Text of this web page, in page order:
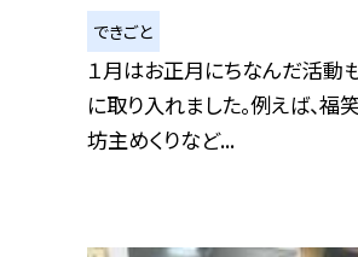
できごと
１月はお正月にちなんだ活動
に取り入れました。例えば、福
坊主めくりなど...